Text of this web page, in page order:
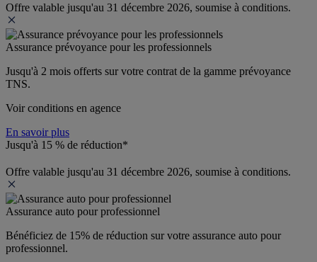
Offre valable jusqu'au 31 décembre 2026, soumise à conditions.
Assurance prévoyance pour les professionnels
Jusqu'à 2 mois offerts sur votre contrat de la gamme prévoyance
TNS.
Voir conditions en agence
En savoir plus
Jusqu'à 15 % de réduction*
Offre valable jusqu'au 31 décembre 2026, soumise à conditions.
Assurance auto pour professionnel
Bénéficiez de 15% de réduction sur votre assurance auto pour
professionnel.